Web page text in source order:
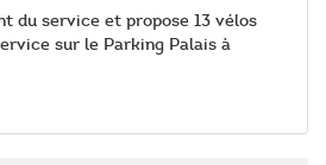
du service et propose 13 vélos
sur le Parking Palais à